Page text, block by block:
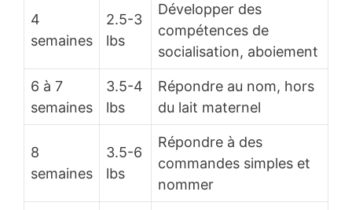
4
semaines
2.5-3
lbs
Développer des
compétences de
socialisation, aboiement
6 à 7
semaines
3.5-4
lbs
Répondre au nom, hors
du lait maternel
8
semaines
3.5-6
lbs
Répondre à des
commandes simples et
nommer